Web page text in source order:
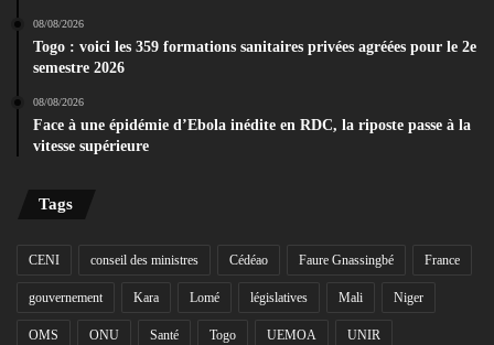
08/08/2026
Togo : voici les 359 formations sanitaires privées agréées pour le 2e
semestre 2026
08/08/2026
Face à une épidémie d’Ebola inédite en RDC, la riposte passe à la
vitesse supérieure
Tags
CENI conseil des ministres Cédéao Faure Gnassingbé France
gouvernement Kara Lomé législatives Mali Niger
OMS ONU Santé Togo UEMOA UNIR